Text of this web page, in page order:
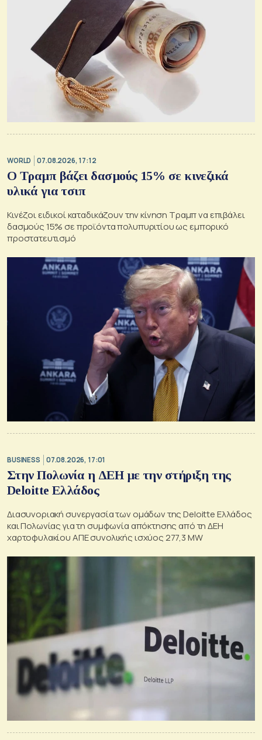
WORLD 07.08.2026, 17:12
Ο Τραμπ βάζει δασμούς 15% σε κινεζικά
υλικά για τσιπ
Κινέζοι ειδικοί καταδικάζουν την κίνηση Τραμπ να επιβάλει
δασμούς 15% σε προϊόντα πολυπυριτίου ως εμπορικό
προστατευτισμό
BUSINESS 07.08.2026, 17:01
Στην Πολωνία η ΔΕΗ με την στήριξη της
Deloitte Ελλάδος
Διασυνοριακή συνεργασία των ομάδων της Deloitte Ελλάδος
και Πολωνίας για τη συμφωνία απόκτησης από τη ΔΕΗ
χαρτοφυλακίου ΑΠΕ συνολικής ισχύος 277,3 MW